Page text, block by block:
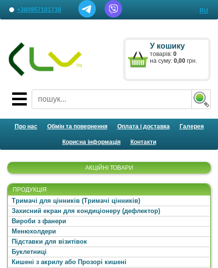
+380957101738
Лист менеджеру
RU
У кошику
товарів: 0
на суму: 0,00грн.
Про нас Обмін та повернення Оплата і доставка Галерея
Корисна інформація Контакти
АКЦІЙНІ ТОВАРИ
ПРОДУКЦІЯ
Тримачі для цінників (Тримачі цінників)
Захисний екран для кондиціонеру (дефлектор)
Вироби з фанери
Менюхолдери
Підставки для візитівок
Буклетниці
Кишені з акрилу або Прозорі кишені